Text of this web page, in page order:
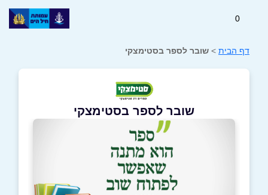
0
דף הבית > שובר לספר בסטימצקי
שובר לספר בסטימצקי